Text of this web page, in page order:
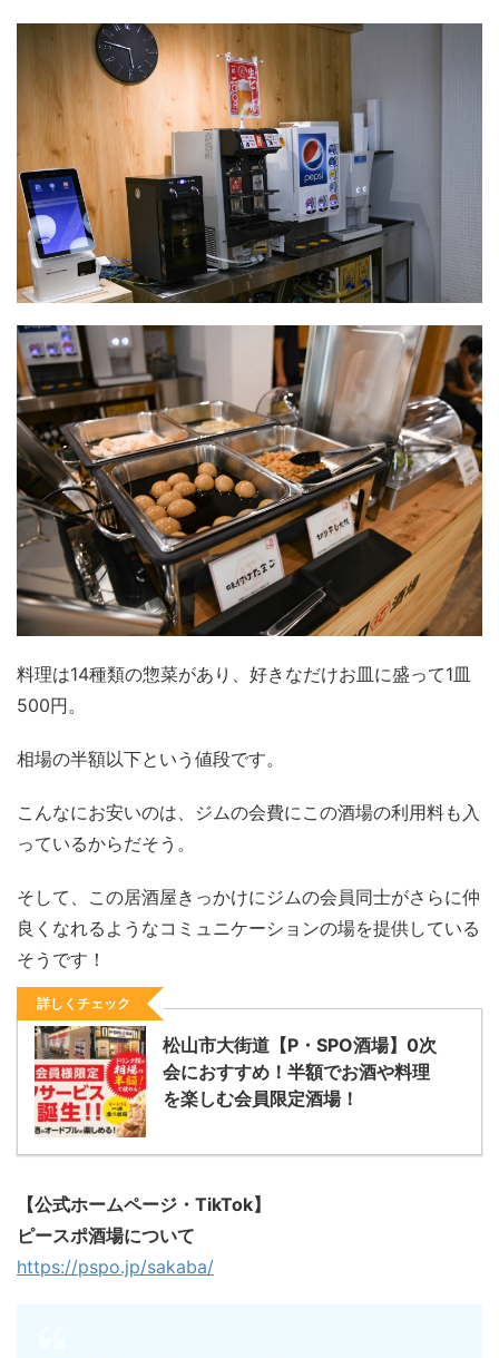
料理は14種類の惣菜があり、好きなだけお皿に盛って1皿
500円。
相場の半額以下という値段です。
こんなにお安いのは、ジムの会費にこの酒場の利用料も入
っているからだそう。
そして、この居酒屋きっかけにジムの会員同士がさらに仲
良くなれるようなコミュニケーションの場を提供している
そうです！
詳しくチェック
松山市大街道【P・SPO酒場】0次
会におすすめ！半額でお酒や料理
を楽しむ会員限定酒場！
【公式ホームページ・TikTok】
ピースポ酒場について
https://pspo.jp/sakaba/